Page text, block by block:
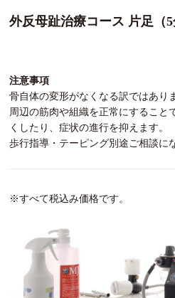
外反母趾治療コース 片足（5
注意事項
骨自体の変形がなくなる訳ではあり
周辺の筋肉や組織を正常にすること
くしたり、症状の進行を抑えます。
歩行指導・テーピング別途ご相談に
※すべて税込み価格です。